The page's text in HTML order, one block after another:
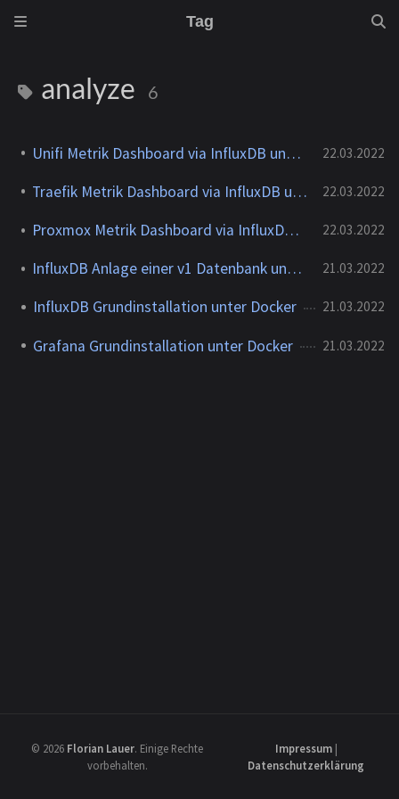
Tag
analyze 6
Unifi Metrik Dashboard via InfluxDB und Grafana 22.03.2022
Traefik Metrik Dashboard via InfluxDB und Grafana 22.03.2022
Proxmox Metrik Dashboard via InfluxDB und Grafana 22.03.2022
InfluxDB Anlage einer v1 Datenbank unter Docker 21.03.2022
InfluxDB Grundinstallation unter Docker 21.03.2022
Grafana Grundinstallation unter Docker 21.03.2022
© 2026 Florian Lauer. Einige Rechte
vorbehalten.
Impressum|
Datenschutzerklärung